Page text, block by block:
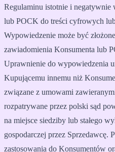
Regulaminu istotnie i negatywnie
lub POCK do treści cyfrowych
Wypowiedzenie może być
zawiadomienia Konsumenta lub
Uprawnienie do wypowiedzenia
Kupującemu innemu niż
związane z umowami
rozpatrywane przez polski sąd
na miejsce siedziby lub stałego
gospodarczej przez Sprzedawcę.
zastosowania do Konsumentów